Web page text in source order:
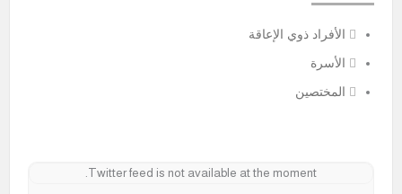
الأفراد ذوي الإعاقة
الأسرة
المختصين
Twitter feed is not available at the moment.